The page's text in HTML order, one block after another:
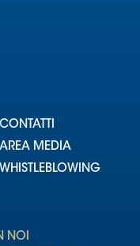
CONTATTI
AREA MEDIA
WHISTLEBLOWING
NOI